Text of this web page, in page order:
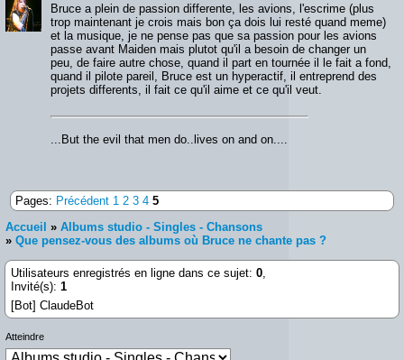
Bruce a plein de passion differente, les avions, l'escrime (plus
trop maintenant je crois mais bon ça dois lui resté quand meme)
et la musique, je ne pense pas que sa passion pour les avions
passe avant Maiden mais plutot qu'il a besoin de changer un
peu, de faire autre chose, quand il part en tournée il le fait a fond,
quand il pilote pareil, Bruce est un hyperactif, il entreprend des
projets differents, il fait ce qu'il aime et ce qu'il veut.
...But the evil that men do..lives on and on....
Pages: Précédent 1 2 3 4 5
Accueil » Albums studio - Singles - Chansons
» Que pensez-vous des albums où Bruce ne chante pas ?
Utilisateurs enregistrés en ligne dans ce sujet: 0
Invité(s): 1
[Bot] ClaudeBot
Atteindre